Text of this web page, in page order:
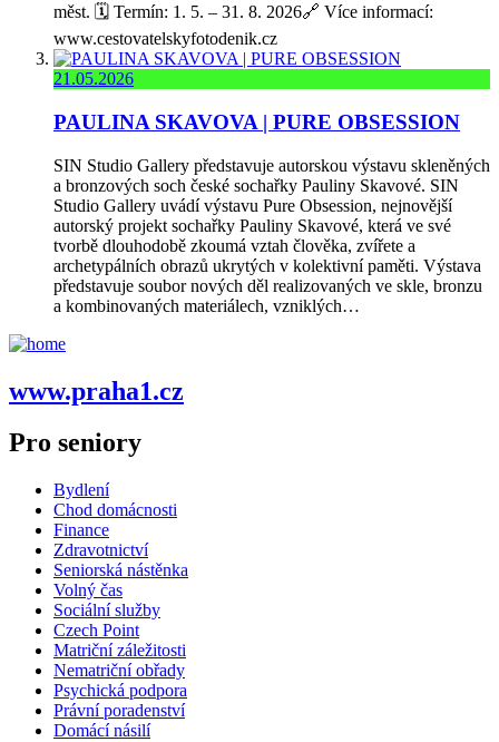
měst. 🗓️ Termín: 1. 5. – 31. 8. 2026🔗 Více informací:
www.cestovatelskyfotodenik.cz
21.05.2026
PAULINA SKAVOVA | PURE OBSESSION
SIN Studio Gallery představuje autorskou výstavu skleněných
a bronzových soch české sochařky Pauliny Skavové. SIN
Studio Gallery uvádí výstavu Pure Obsession, nejnovější
autorský projekt sochařky Pauliny Skavové, která ve své
tvorbě dlouhodobě zkoumá vztah člověka, zvířete a
archetypálních obrazů ukrytých v kolektivní paměti. Výstava
představuje soubor nových děl realizovaných ve skle, bronzu
a kombinovaných materiálech, vzniklých…
www.praha1.cz
Pro seniory
Bydlení
Chod domácnosti
Finance
Zdravotnictví
Seniorská nástěnka
Volný čas
Sociální služby
Czech Point
Matriční záležitosti
Nematriční obřady
Psychická podpora
Právní poradenství
Domácí násilí